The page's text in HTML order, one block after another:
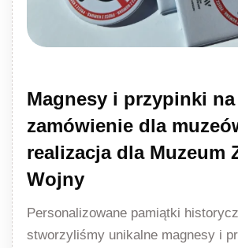
Magnesy i przypinki na
zamówienie dla
realizacja dla Muzeum
Wojny
Personalizowane pamiątki
stworzyliśmy unikalne magnesy i